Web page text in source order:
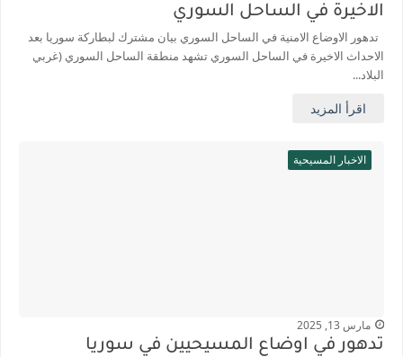
الاخيرة في الساحل السوري
تدهور الاوضاع الامنية في الساحل السوري بيان مشترك لبطاركة سوريا بعد
الاحداث الاخيرة في الساحل السوري تشهد منطقة الساحل السوري (غربي
البلاد...
اقرأ المزيد
الاخبار المسيحية
مارس 13, 2025
تدهور في اوضاع المسيحيين في سوريا